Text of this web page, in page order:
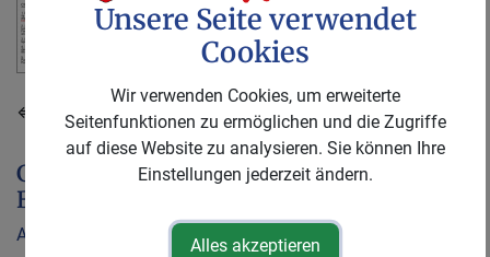
Gemeinde &
Bürgerservice
Aktuelles
⇐ zurück
Unsere Seite verwendet
Cookies
Wir verwenden Cookies, um erweiterte
Seitenfunktionen zu ermöglichen und die Zugriffe
auf diese Website zu analysieren. Sie können Ihre
Einstellungen jederzeit ändern.
Alles akzeptieren